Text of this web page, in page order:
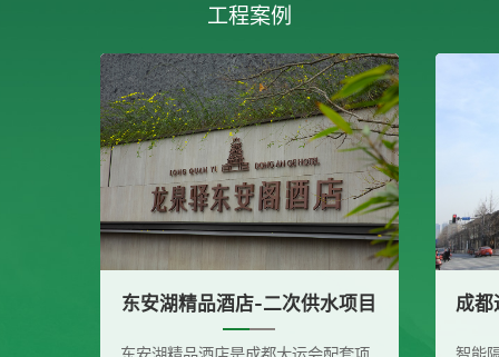
工程案例
酒店-二次供水项目 成都远洋太古里-隔油